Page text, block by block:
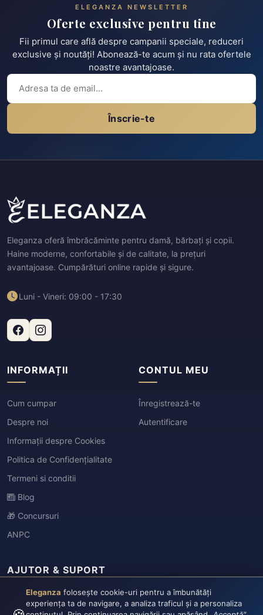
ELEGANZA NEWSLETTER
Oferte exclusive pentru tine
Fii primul care află despre campanii speciale, reduceri
exclusive și noutăți! Abonează-te acum și nu rata ofertele
noastre avantajoase.
Înscrie-te
Eleganza oferă îmbrăcăminte pentru damă, bărbați și copii.
Haine moderne, confortabile și de calitate, la prețuri
avantajoase. Cumpărături online rapide și sigure.
Luni - Vineri: 09:00 - 17:30
INFORMAȚII
Cum cumpar
Despre noi
Informații despre Cookies
Politica de Confidențialitate
Termeni si conditii
Blog
🎁 Concursuri
ANPC
CONTUL MEU
Înregistrează-te
Autentificare
AJUTOR & SUPORT
Urmărire comandă
Eleganza folosește cookie-uri pentru a îmbunătăți
experiența ta de navigare, a analiza traficul și a personaliza